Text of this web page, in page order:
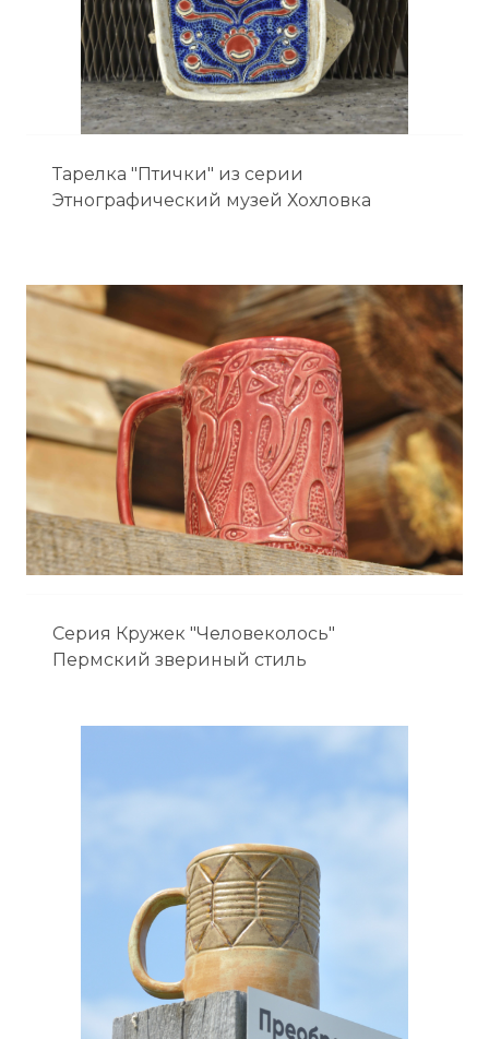
Тарелка "Птички" из серии
Этнографический музей Хохловка
Серия Кружек "Человеколось"
Пермский звериный стиль